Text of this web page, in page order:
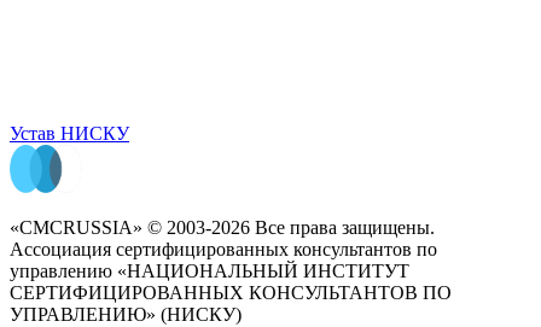
Устав НИСКУ
«CMCRUSSIA» © 2003-2026 Все права защищены.
Ассоциация сертифицированных консультантов по
управлению «НАЦИОНАЛЬНЫЙ ИНСТИТУТ
СЕРТИФИЦИРОВАННЫХ КОНСУЛЬТАНТОВ ПО
УПРАВЛЕНИЮ» (НИСКУ)